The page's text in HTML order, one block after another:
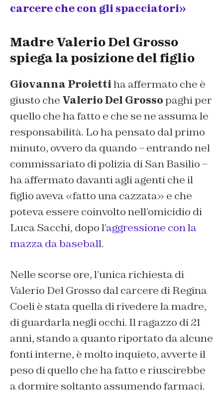
carcere che con gli spacciatori»
Madre Valerio Del Grosso
spiega la posizione del figlio
Giovanna Proiettiha affermato che è
giusto che Valerio Del Grossopaghi per
quello che ha fatto e che se ne assuma le
responsabilità. Lo ha pensato dal primo
minuto, ovvero da quando – entrando nel
commissariato di polizia di San Basilio –
ha affermato davanti agli agenti che il
figlio aveva «fatto una cazzata» e che
poteva essere coinvolto nell’omicidio di
Luca Sacchi, dopo l’aggressione con la
mazza da baseball.
Nelle scorse ore, l’unica richiesta di
Valerio Del Grosso dal carcere di Regina
Coeli è stata quella di rivedere la madre,
di guardarla negli occhi. Il ragazzo di 21
anni, stando a quanto riportato da alcune
fonti interne, è molto inquieto, avverte il
peso di quello che ha fatto e riuscirebbe
a dormire soltanto assumendo farmaci.